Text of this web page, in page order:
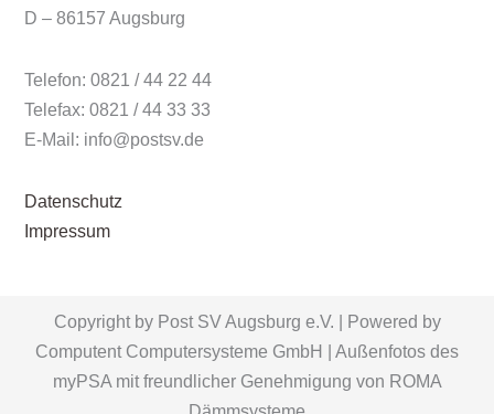
D – 86157 Augsburg
Telefon: 0821 / 44 22 44
Telefax: 0821 / 44 33 33
E-Mail: info@postsv.de
Datenschutz
Impressum
Copyright by Post SV Augsburg e.V. | Powered by
Computent Computersysteme GmbH | Außenfotos des
myPSA mit freundlicher Genehmigung von ROMA